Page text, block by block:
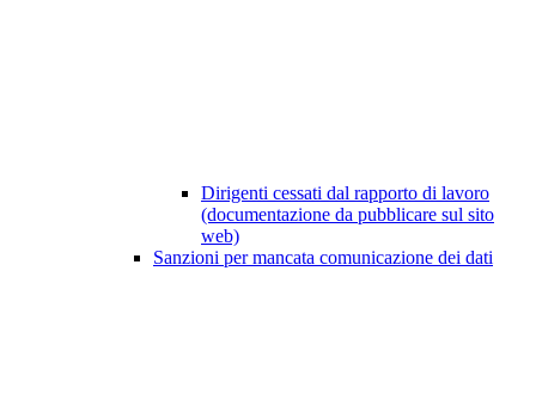
Dirigenti cessati dal rapporto di lavoro
(documentazione da pubblicare sul sito
web)
Sanzioni per mancata comunicazione dei dati